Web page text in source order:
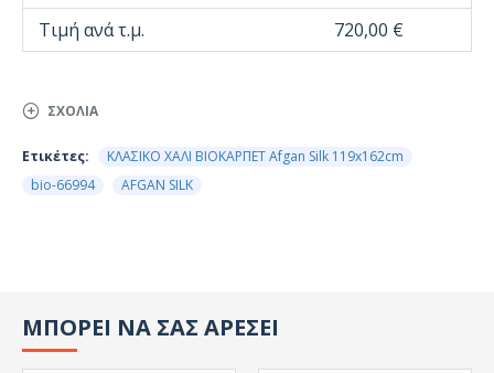
Τιμή ανά τ.μ.
720,00 €
ΣΧΌΛΙΑ
Ετικέτες:
ΚΛΑΣΙΚΟ ΧΑΛΙ ΒΙΟΚΑΡΠΕΤ Afgan Silk 119x162cm
bio-66994
AFGAN SILK
ΜΠΟΡΕΙ ΝΑ ΣΑΣ ΑΡΕΣΕΙ